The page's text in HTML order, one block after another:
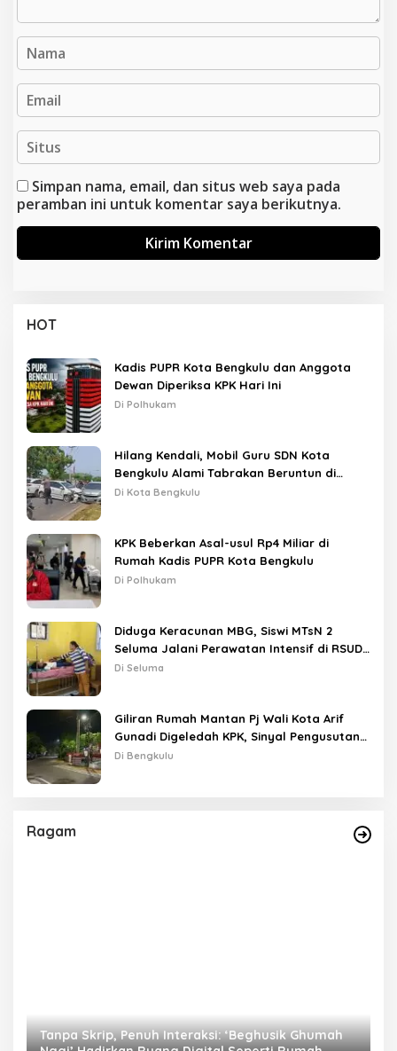
Simpan nama, email, dan situs web saya pada
peramban ini untuk komentar saya berikutnya.
HOT
Kadis PUPR Kota Bengkulu dan Anggota
Dewan Diperiksa KPK Hari Ini
Di Polhukam
Hilang Kendali, Mobil Guru SDN Kota
Bengkulu Alami Tabrakan Beruntun di
Lampu Merah
Di Kota Bengkulu
KPK Beberkan Asal-usul Rp4 Miliar di
Rumah Kadis PUPR Kota Bengkulu
Di Polhukam
Diduga Keracunan MBG, Siswi MTsN 2
Seluma Jalani Perawatan Intensif di RSUD
Tais
Di Seluma
Giliran Rumah Mantan Pj Wali Kota Arif
Gunadi Digeledah KPK, Sinyal Pengusutan
Meluas
Di Bengkulu
Ragam
Tanpa Skrip, Penuh Interaksi: ‘Beghusik Ghumah